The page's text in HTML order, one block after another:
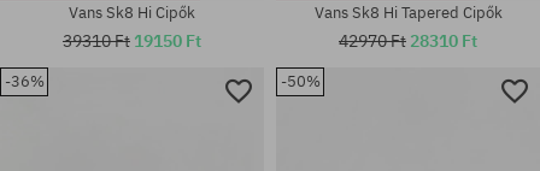
Vans Sk8 Hi Cipők
39310 Ft 19150 Ft
Vans Sk8 Hi Tapered Cipők
42970 Ft 28310 Ft
-36% -50%